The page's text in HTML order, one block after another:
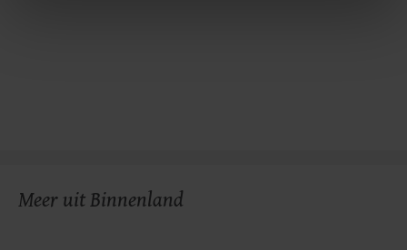
Meer uit Binnenland